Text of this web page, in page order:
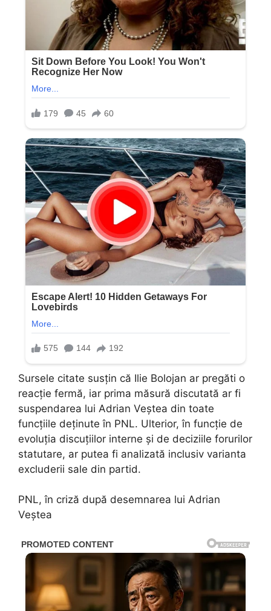
Sursele citate susțin că Ilie Bolojan ar pregăti o
reacție fermă, iar prima măsură discutată ar fi
suspendarea lui Adrian Veștea din toate
funcțiile deținute în PNL. Ulterior, în funcție de
evoluția discuțiilor interne și de deciziile forurilor
statutare, ar putea fi analizată inclusiv varianta
excluderii sale din partid.
PNL, în criză după desemnarea lui Adrian
Veștea